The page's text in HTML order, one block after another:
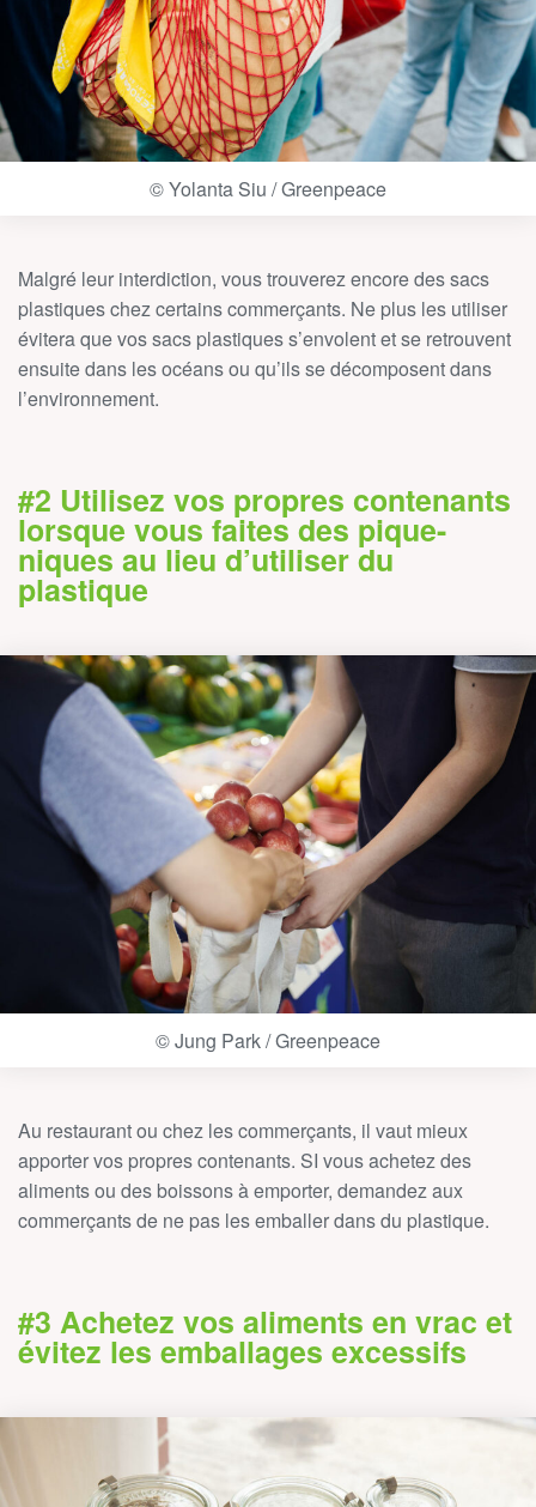
© Yolanta Siu / Greenpeace
Malgré leur interdiction, vous trouverez encore des sacs
plastiques chez certains commerçants. Ne plus les utiliser
évitera que vos sacs plastiques s’envolent et se retrouvent
ensuite dans les océans ou qu’ils se décomposent dans
l’environnement.
#2 Utilisez vos propres contenants
lorsque vous faites des pique-
niques au lieu d’utiliser du
plastique
© Jung Park / Greenpeace
Au restaurant ou chez les commerçants, il vaut mieux
apporter vos propres contenants. SI vous achetez des
aliments ou des boissons à emporter, demandez aux
commerçants de ne pas les emballer dans du plastique.
#3 Achetez vos aliments en vrac et
évitez les emballages excessifs